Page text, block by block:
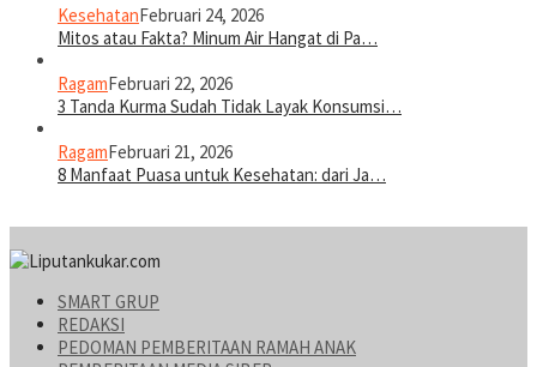
KesehatanFebruari 24, 2026
Mitos atau Fakta? Minum Air Hangat di Pa…
RagamFebruari 22, 2026
3 Tanda Kurma Sudah Tidak Layak Konsumsi…
RagamFebruari 21, 2026
8 Manfaat Puasa untuk Kesehatan: dari Ja…
SMART GRUP
REDAKSI
PEDOMAN PEMBERITAAN RAMAH ANAK